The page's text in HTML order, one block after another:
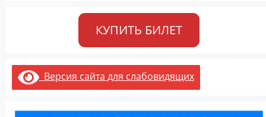
КУПИТЬ БИЛЕТ
Версия сайта для слабовидящих